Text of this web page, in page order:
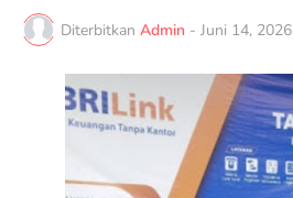
Diterbitkan Admin - Juni 14, 2026